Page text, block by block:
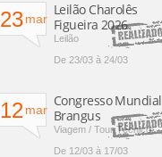
23mar
Leilão Charolês
Figueira 2026
Leilão
De 23/03 à 24/03
12mar
Congresso Mundial
Brangus
Viagem / Tour Técnico
De 12/03 à 17/03